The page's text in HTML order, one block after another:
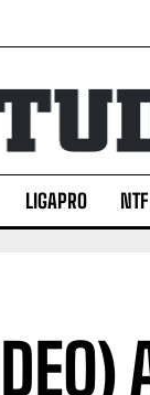
LIGAPRO NTF